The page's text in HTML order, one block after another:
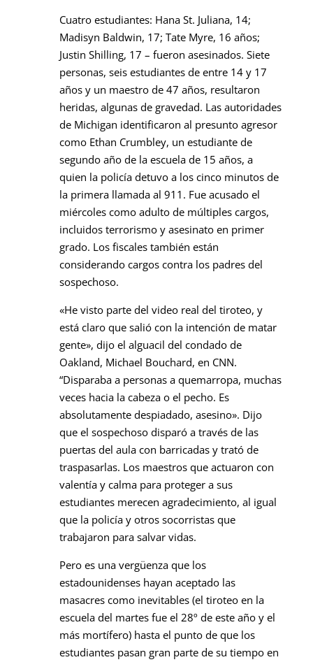
Cuatro estudiantes: Hana St. Juliana, 14;
Madisyn Baldwin, 17; Tate Myre, 16 años;
Justin Shilling, 17 – fueron asesinados. Siete
personas, seis estudiantes de entre 14 y 17
años y un maestro de 47 años, resultaron
heridas, algunas de gravedad. Las autoridades
de Michigan identificaron al presunto agresor
como Ethan Crumbley, un estudiante de
segundo año de la escuela de 15 años, a
quien la policía detuvo a los cinco minutos de
la primera llamada al 911. Fue acusado el
miércoles como adulto de múltiples cargos,
incluidos terrorismo y asesinato en primer
grado. Los fiscales también están
considerando cargos contra los padres del
sospechoso.
«He visto parte del video real del tiroteo, y
está claro que salió con la intención de matar
gente», dijo el alguacil del condado de
Oakland, Michael Bouchard, en CNN.
“Disparaba a personas a quemarropa, muchas
veces hacia la cabeza o el pecho. Es
absolutamente despiadado, asesino». Dijo
que el sospechoso disparó a través de las
puertas del aula con barricadas y trató de
traspasarlas. Los maestros que actuaron con
valentía y calma para proteger a sus
estudiantes merecen agradecimiento, al igual
que la policía y otros socorristas que
trabajaron para salvar vidas.
Pero es una vergüenza que los
estadounidenses hayan aceptado las
masacres como inevitables (el tiroteo en la
escuela del martes fue el 28º de este año y el
más mortífero) hasta el punto de que los
estudiantes pasan gran parte de su tiempo en